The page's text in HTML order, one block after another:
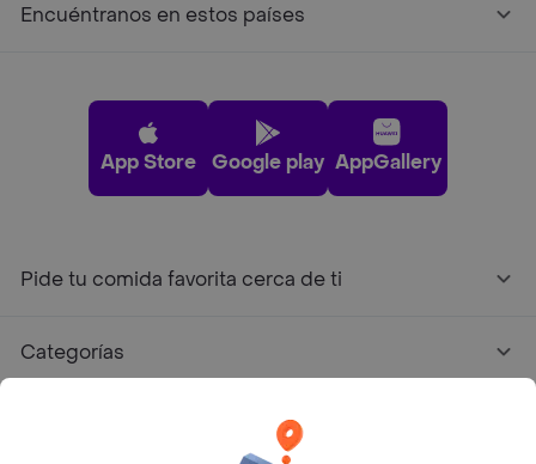
Encuéntranos en estos países
App Store Google play AppGallery
Pide tu comida favorita cerca de ti
Categorías